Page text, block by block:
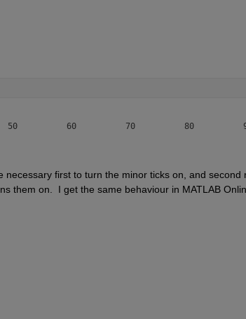
first to turn the minor ticks on, and second
them on.  I get the same behaviour in MATLAB